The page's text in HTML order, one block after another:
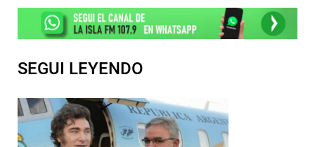
SEGUI LEYENDO